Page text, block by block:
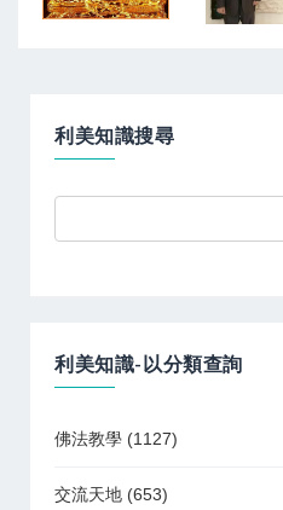
利美知識搜尋
利美知識-以分類查詢
佛法教學 (1127)
交流天地 (653)